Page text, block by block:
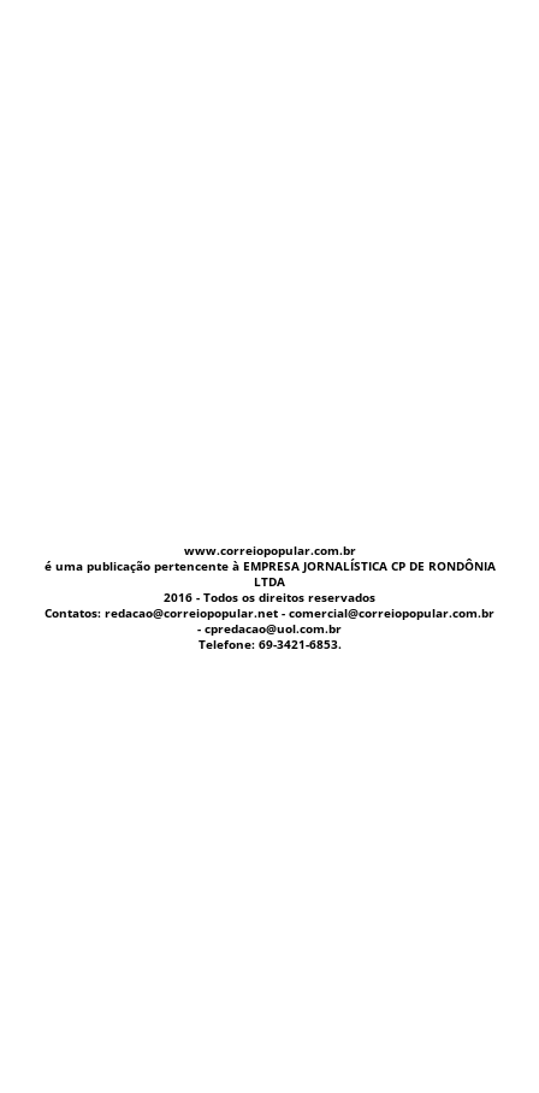
www.correiopopular.com.br
é uma publicação pertencente à EMPRESA JORNALÍSTICA CP DE RONDÔNIA
LTDA
2016 - Todos os direitos reservados
Contatos: redacao@correiopopular.net - comercial@correiopopular.com.br
- cpredacao@uol.com.br
Telefone: 69-3421-6853.